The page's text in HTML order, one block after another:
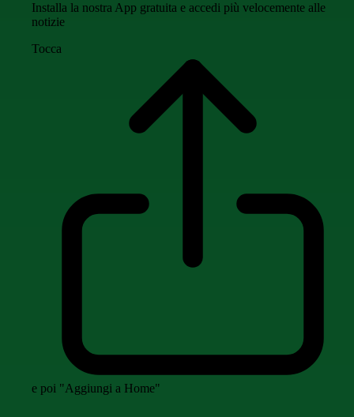
Installa la nostra App gratuita e accedi più velocemente alle
notizie
Tocca
e poi "Aggiungi a Home"